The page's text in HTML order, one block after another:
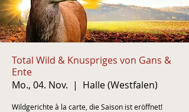
Total Wild & Knuspriges von Gans &
Ente
Mo., 04. Nov.
  |
Halle (Westfalen)
Wildgerichte à la carte, die Saison ist eröffnet!